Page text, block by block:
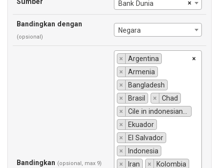
Sumber ×
Bank Dunia
Bandingkan dengan
(opsional)
Negara
Bandingkan (opsional, max 9)
×
×
Argentina
×
Armenia
×
Bangladesh
×
Brasil ×
Chad
×
Cile in indonesiano si traduce "Chili".
×
Ekuador
×
El Salvador
×
Indonesia
×
Iran ×
Kolombia